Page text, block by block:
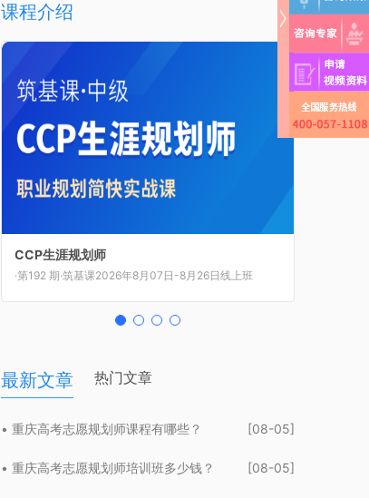
课程介绍
CCP生涯规划师
·第192 期·筑基课2026年8月07日-8月26日线上班
CCDM高级职业规划师
·第84 期·执业级2026年8月8日-8月12日上海班
BSC职业规划咨询导师
·第53 期·师资班2026年8月14日-8月16日上海班
UAPM高考志愿规划师
·第62 期·新高考2026年8月21日-8月23日上海班
最新文章 热门文章
[08-05]
• 重庆高考志愿规划师课程有哪些？
[08-05]
• 重庆高考志愿规划师培训班多少钱？